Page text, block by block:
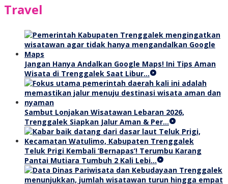
Travel
Jangan Hanya Andalkan Google Maps! Ini Tips Aman
Wisata di Trenggalek Saat Libur…
Sambut Lonjakan Wisatawan Lebaran 2026,
Trenggalek Siapkan Jalur Aman & Per…
Teluk Prigi Kembali ‘Bernapas’! Terumbu Karang
Pantai Mutiara Tumbuh 2 Kali Lebi…